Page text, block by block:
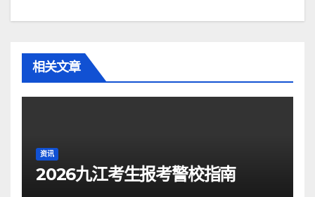
相关文章
资讯
2026九江考生报考警校指南